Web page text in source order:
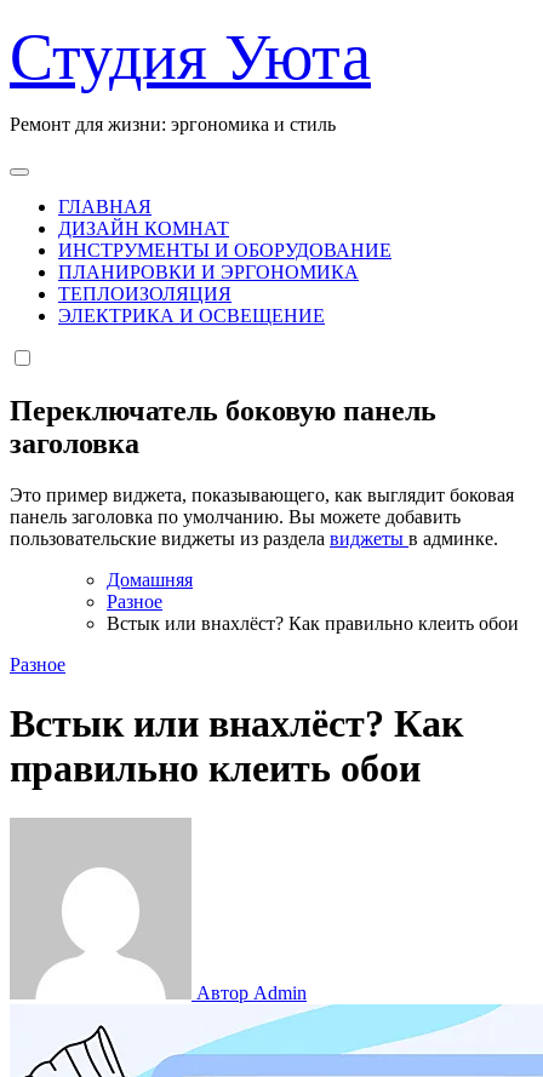
к
содержанию
Студия Уюта
Ремонт для жизни: эргономика и стиль
ГЛАВНАЯ
ДИЗАЙН КОМНАТ
ИНСТРУМЕНТЫ И ОБОРУДОВАНИЕ
ПЛАНИРОВКИ И ЭРГОНОМИКА
ТЕПЛОИЗОЛЯЦИЯ
ЭЛЕКТРИКА И ОСВЕЩЕНИЕ
Переключатель боковую панель
заголовка
Это пример виджета, показывающего, как выглядит боковая
панель заголовка по умолчанию. Вы можете добавить
пользовательские виджеты из раздела виджеты в админке.
Домашняя
Разное
Встык или внахлёст? Как правильно клеить обои
Разное
Встык или внахлёст? Как
правильно клеить обои
Автор Admin